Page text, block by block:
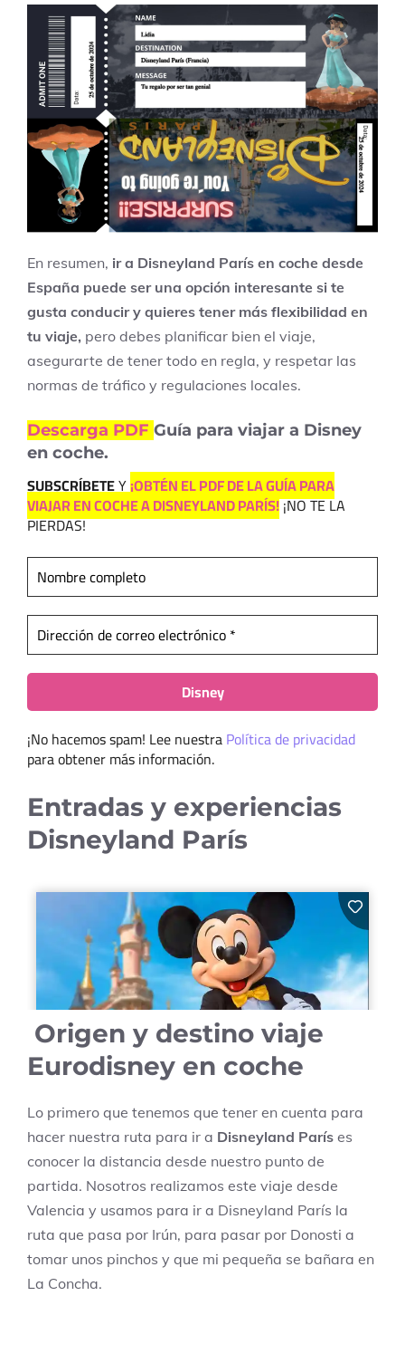
En resumen, ir a Disneyland París en coche desde
España puede ser una opción interesante si te
gusta conducir y quieres tener más flexibilidad en
tu viaje, pero debes planificar bien el viaje,
asegurarte de tener todo en regla, y respetar las
normas de tráfico y regulaciones locales.
Descarga PDF Guía para viajar a Disney
en coche.
SUBSCRÍBETEY¡OBTÉN EL PDF DE LA GUÍA PARA
VIAJAR EN COCHE A DISNEYLAND PARÍS!¡NO TE LA
PIERDAS!
¡No hacemos spam! Lee nuestraPolítica de privacidad
para obtener más información.
Entradas y experiencias
Disneyland París
Origen y destino viaje
Eurodisney en coche
Lo primero que tenemos que tener en cuenta para
hacer nuestra ruta para ir a Disneyland París es
conocer la distancia desde nuestro punto de
partida. Nosotros realizamos este viaje desde
Valencia y usamos para ir a Disneyland París la
ruta que pasa por Irún, para pasar por Donosti a
tomar unos pinchos y que mi pequeña se bañara en
La Concha.